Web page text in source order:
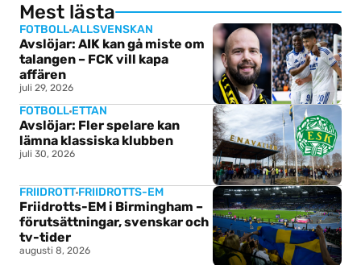
Mest lästa
FOTBOLLALLSVENSKAN
Avslöjar: AIK kan gå miste om
talangen – FCK vill kapa
affären
juli 29, 2026
FOTBOLL ETTAN
Avslöjar: Fler spelare kan
lämna klassiska klubben
juli 30, 2026
FRIIDROTT FRIIDROTTS-EM
Friidrotts-EM i Birmingham –
förutsättningar, svenskar och
tv-tider
augusti 8, 2026